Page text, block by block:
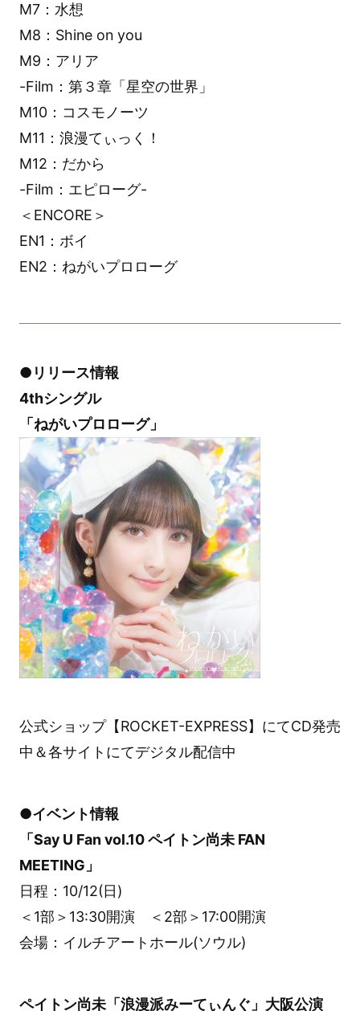
M7：水想
M8：Shine on you
M9：アリア
-Film：第３章「星空の世界」
M10：コスモノーツ
M11：浪漫てぃっく！
M12：だから
-Film：エピローグ-
＜ENCORE＞
EN1：ボイ
EN2：ねがいプロローグ
●リリース情報
4thシングル
「ねがいプロローグ」
公式ショップ【ROCKET-EXPRESS】にてCD発売
中＆各サイトにてデジタル配信中
●イベント情報
「Say U Fan vol.10 ペイトン尚未 FAN
MEETING」
日程：10/12(日)
＜1部＞13:30開演 ＜2部＞17:00開演
会場：イルチアートホール(ソウル)
ペイトン尚未「浪漫派みーてぃんぐ」大阪公演